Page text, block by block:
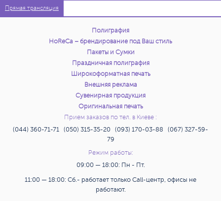
Прямая трансляция
Полиграфия
HoReCa – брендирование под Ваш стиль
Пакеты и Сумки
Праздничная полиграфия
Широкоформатная печать
Внешняя реклама
Сувенирная продукция
Оригинальная печать
Прием заказов по тел. в Киеве :
(044) 360-71-71 (050) 315-35-20 (093) 170-03-88 (067) 327-59-
79
Режим работы:
09:00 — 18:00: Пн - Пт.
11:00 — 18:00: Сб.- работает только Call-центр, офисы не
работают.